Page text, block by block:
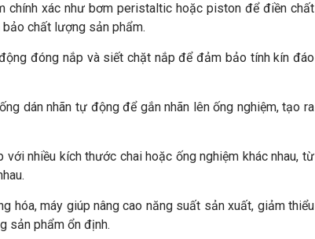
chính xác như bơm peristaltic hoặc piston để điền chất
chất lượng sản phẩm.
đóng nắp và siết chặt nắp để đảm bảo tính kín đáo
dán nhãn tự động để gắn nhãn lên ống nghiệm, tạo ra
nhiều kích thước chai hoặc ống nghiệm khác nhau, từ
hóa, máy giúp nâng cao năng suất sản xuất, giảm thiểu
sản phẩm ổn định.